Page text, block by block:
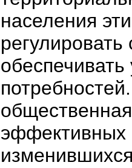
населения
эффективных